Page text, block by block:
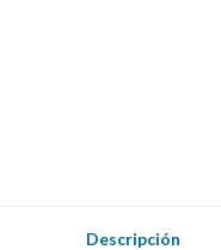
Descripción